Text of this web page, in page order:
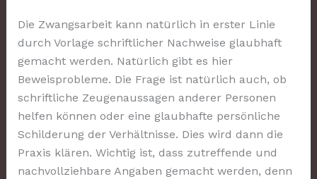
Die Zwangsarbeit kann natürlich in erster Linie
durch Vorlage schriftlicher Nachweise glaubhaft
gemacht werden. Natürlich gibt es hier
Beweisprobleme. Die Frage ist natürlich auch, ob
schriftliche Zeugenaussagen anderer Personen
helfen können oder eine glaubhafte persönliche
Schilderung der Verhältnisse. Dies wird dann die
Praxis klären. Wichtig ist, dass zutreffende und
nachvollziehbare Angaben gemacht werden, denn